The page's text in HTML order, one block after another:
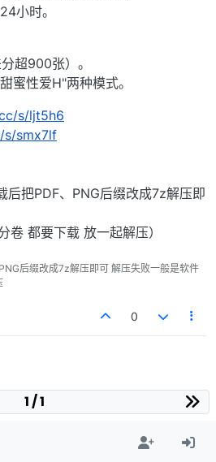
小时。
超900张）。
蜜性爱H"两种模式。
s/ljt5h6
s/smx7lf
后把PDF、PNG后缀改成7z解压即
卷 都要下载 放一起解压）
后缀改成7z解压即可 解压失败一般是软件
0
1 / 1